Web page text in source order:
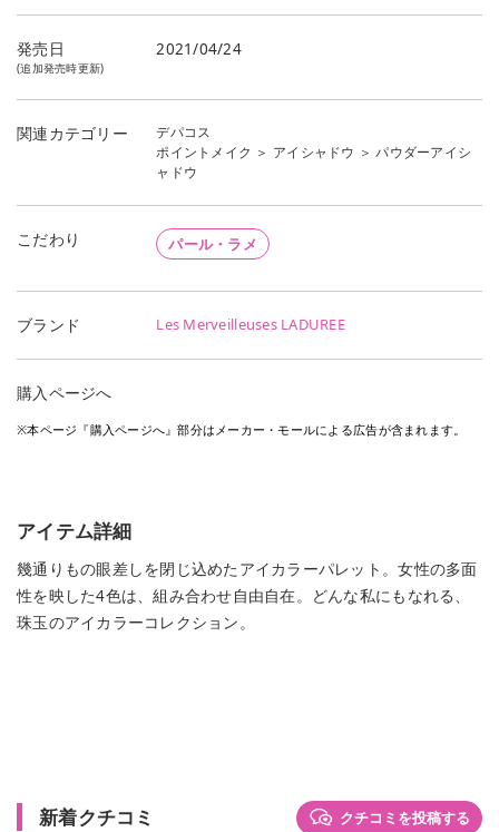
発売日
(追加発売時更新)
2021/04/24
関連カテゴリー
デパコス
ポイントメイク ＞ アイシャドウ ＞パウダーアイシ
ャドウ
こだわり パール・ラメ
ブランド Les Merveilleuses LADUREE
購入ページへ
※本ページ『購入ページへ』部分はメーカー・モールによる広告が含まれます。
アイテム詳細
幾通りもの眼差しを閉じ込めたアイカラーパレット。女性の多面
性を映した4色は、組み合わせ自由自在。どんな私にもなれる、
珠玉のアイカラーコレクション。
新着クチコミ クチコミを投稿する